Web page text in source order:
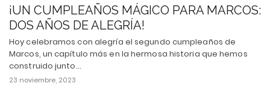
¡UN CUMPLEAÑOS MÁGICO PARA MARCOS:
DOS AÑOS DE ALEGRÍA!
Hoy celebramos con alegría el segundo cumpleaños de
Marcos, un capítulo más en la hermosa historia que hemos
construido junto…
23 noviembre, 2023